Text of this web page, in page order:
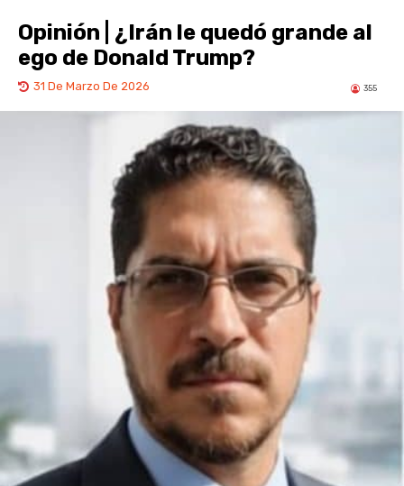
Opinión | ¿Irán le quedó grande al
ego de Donald Trump?
31 De Marzo De 2026 355